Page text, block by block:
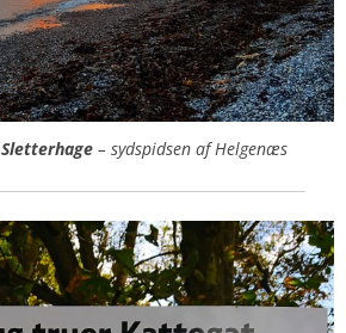
Sletterhage– sydspidsen af Helgenæs